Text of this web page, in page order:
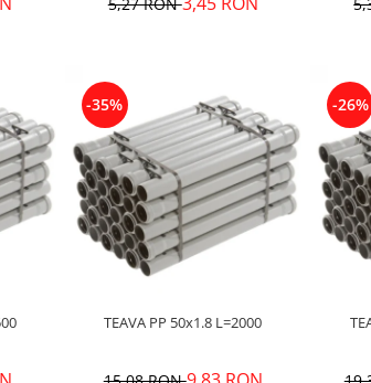
L=1500
-35%
TEAVA PP 50x1.8 L=2000
-26%